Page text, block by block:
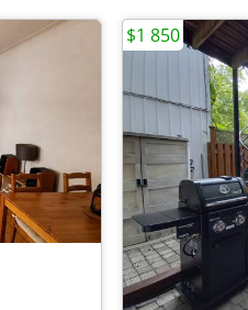
$1 850